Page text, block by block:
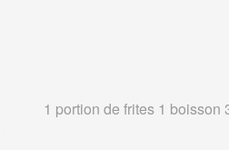
1 portion de frites 1 boisson